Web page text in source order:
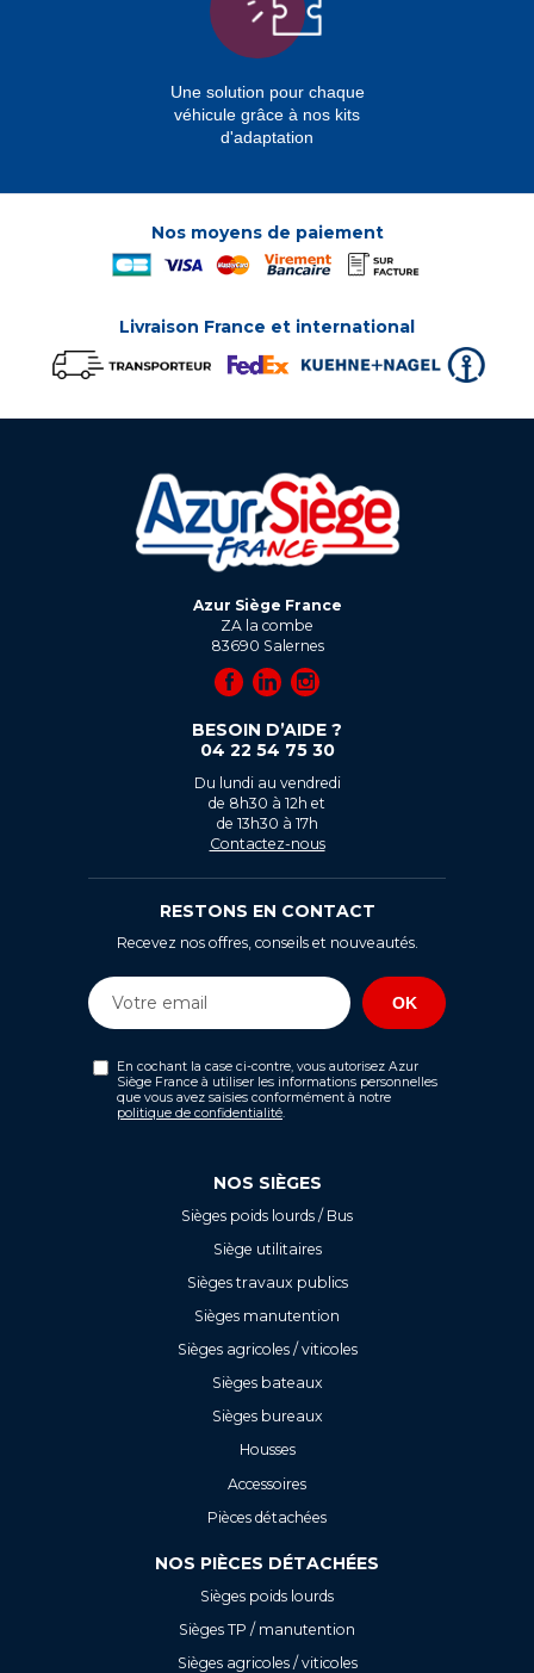
Une solution pour chaque
véhicule grâce à nos kits
d'adaptation
Nos moyens de paiement
Livraison France et international
Azur Siège France
ZA la combe
83690 Salernes
BESOIN D’AIDE ?
04 22 54 75 30
Du lundi au vendredi
de 8h30 à 12h et
de 13h30 à 17h
Contactez-nous
RESTONS EN CONTACT
Recevez nos offres, conseils et nouveautés.
En cochant la case ci-contre, vous autorisez Azur
Siège France à utiliser les informations personnelles
que vous avez saisies conformément à notre
politique de confidentialité
NOS SIÈGES
Sièges poids lourds / Bus
Siège utilitaires
Sièges travaux publics
Sièges manutention
Sièges agricoles / viticoles
Sièges bateaux
Sièges bureaux
Housses
Accessoires
Pièces détachées
NOS PIÈCES DÉTACHÉES
Sièges poids lourds
Sièges TP / manutention
Sièges agricoles / viticoles